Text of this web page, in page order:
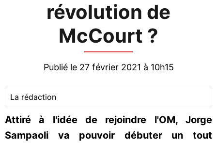
révolution de
McCourt ?
Publié le 27 février 2021 à 10h15
La rédaction
Attiré à l'idée de rejoindre l'OM, Jorge
Sampaoli va pouvoir débuter un tout